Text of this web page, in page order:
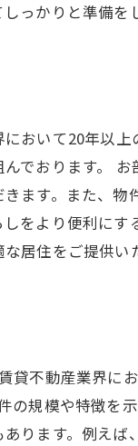
っかりと準備を
おいて20年以
でおります。
ます。また、
をより便利に
居住をご提供
貸不動産業界に
の規模や特徴を
ります。例え